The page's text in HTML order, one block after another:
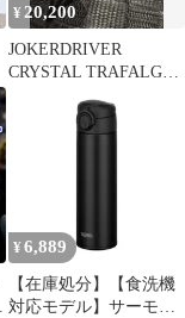
¥ 20,200
JOKERDRIVER
CRYSTAL TRAFALGAR
¥ 6,889
【在庫処分】【食洗機
対応モデル】サーモス